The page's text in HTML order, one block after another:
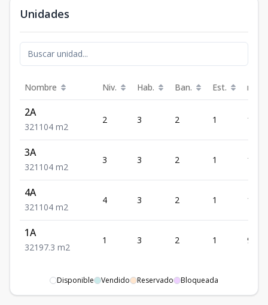
Unidades
Nombre Niv. Hab. Ban. Est. m²
2A
321 104 m2
2 3 2 1 104
3A
321 104 m2
3 3 2 1 104
4A
321 104 m2
4 3 2 1 104
1A
321 97.3 m2
1 3 2 1 97.3
Disponible Vendido Reservado Bloqueada